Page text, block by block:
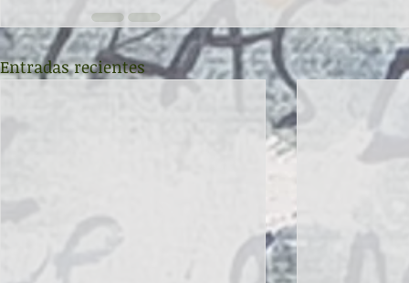
Entradas recientes